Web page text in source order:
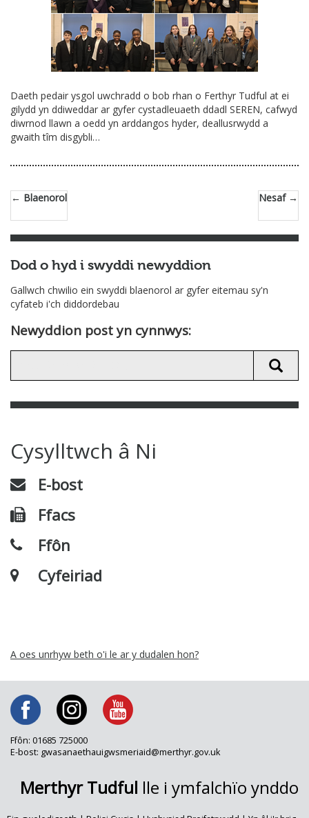
Daeth pedair ysgol uwchradd o bob rhan o Ferthyr Tudful at ei
gilydd yn ddiweddar ar gyfer cystadleuaeth ddadl SEREN, cafwyd
diwrnod llawn a oedd yn arddangos hyder, deallusrwydd a
gwaith tîm disgybli…
← Blaenorol Nesaf →
Dod o hyd i swyddi newyddion
Gallwch chwilio ein swyddi blaenorol ar gyfer eitemau sy'n
cyfateb i'ch diddordebau
Newyddion post yn cynnwys:
Cysylltwch â Ni
E-bost
Ffacs
Ffôn
Cyfeiriad
A oes unrhyw beth o'i le ar y dudalen hon?
Ffôn: 01685 725000
E-bost: gwasanaethauigwsmeriaid@merthyr.gov.uk
Merthyr Tudful lle i ymfalchïo ynddo